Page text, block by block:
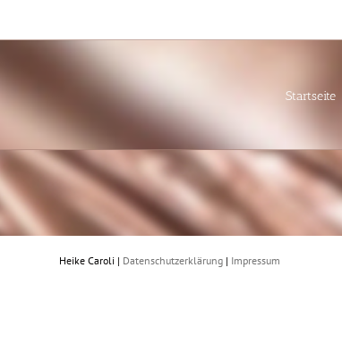
Startseite
Heike Caroli | Datenschutzerklärung| Impressum